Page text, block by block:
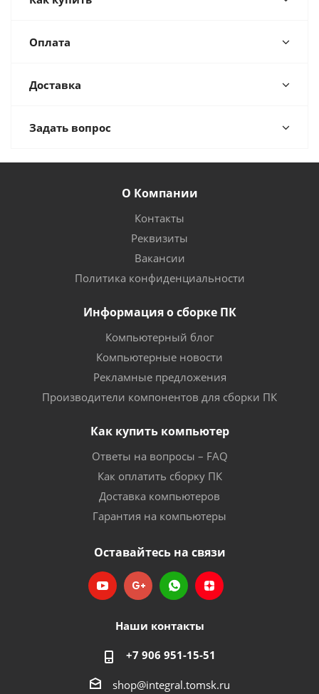
Оплата
Доставка
Задать вопрос
О Компании
Контакты
Реквизиты
Вакансии
Политика конфиденциальности
Информация о сборке ПК
Компьютерный блог
Компьютерные новости
Рекламные предложения
Производители компонентов для сборки ПК
Как купить компьютер
Ответы на вопросы – FAQ
Как оплатить сборку ПК
Доставка компьютеров
Гарантия на компьютеры
Оставайтесь на связи
Наши контакты
+7 906 951-15-51
shop@integral.tomsk.ru